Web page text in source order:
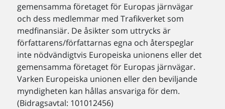
gemensamma företaget för Europas järnvägar
och dess medlemmar med Trafikverket som
medfinansiär. De åsikter som uttrycks är
författarens/författarnas egna och återspeglar
inte nödvändigtvis Europeiska unionens eller det
gemensamma företaget för Europas järnvägar.
Varken Europeiska unionen eller den beviljande
myndigheten kan hållas ansvariga för dem.
(Bidragsavtal: 101012456)